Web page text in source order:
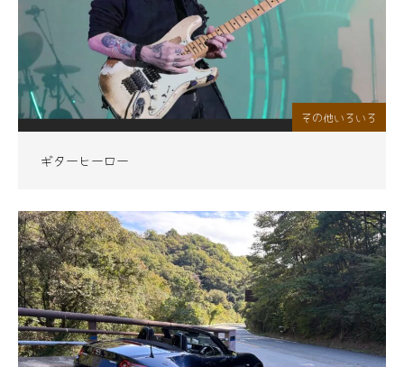
その他いろいろ
ギターヒーロー